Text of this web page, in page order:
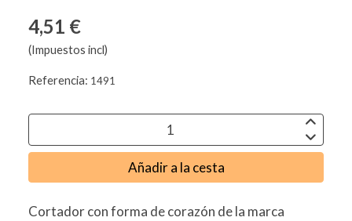
4,51 €
(Impuestos incl)
Referencia: 1491
Añadir a la cesta
Cortador con forma de corazón de la marca